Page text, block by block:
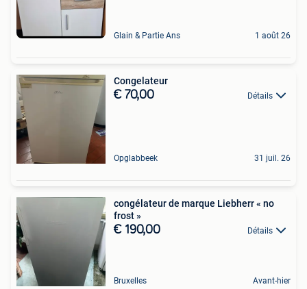
Glain & Partie Ans 1 août 26
Congelateur
€ 70,00 Détails
Opglabbeek 31 juil. 26
congélateur de marque Liebherr « no
frost »
€ 190,00 Détails
Bruxelles Avant-hier